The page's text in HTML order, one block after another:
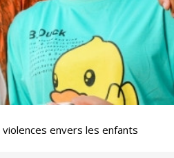
envers les enfants